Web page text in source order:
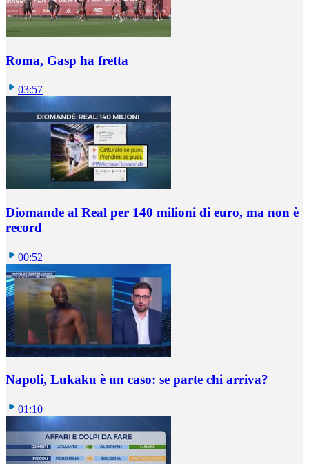
Roma, Gasp ha fretta
03:57
Diomande al Real per 140 milioni di euro, ma non è
record
00:52
Napoli, Lukaku è un caso: se parte chi arriva?
01:10